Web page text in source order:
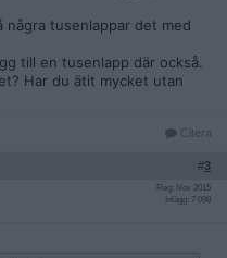
några tusenlappar det med
till en tusenlapp där också.
Har du ätit mycket utan
Citera
#3
Reg: Nov 2015
Inlägg: 7 098